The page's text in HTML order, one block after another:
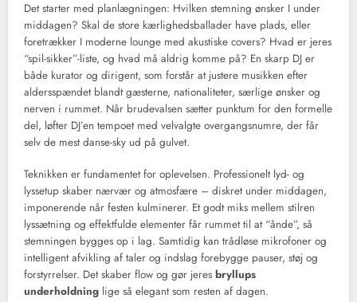
Det starter med planlægningen: Hvilken stemning ønsker I under
middagen? Skal de store kærlighedsballader have plads, eller
foretrækker I moderne lounge med akustiske covers? Hvad er jeres
“spil-sikker”-liste, og hvad må aldrig komme på? En skarp DJ er
både kurator og dirigent, som forstår at justere musikken efter
aldersspændet blandt gæsterne, nationaliteter, særlige ønsker og
nerven i rummet. Når brudevalsen sætter punktum for den formelle
del, løfter DJ’en tempoet med velvalgte overgangsnumre, der får
selv de mest danse-sky ud på gulvet.
Teknikken er fundamentet for oplevelsen. Professionelt lyd- og
lyssetup skaber nærvær og atmosfære – diskret under middagen,
imponerende når festen kulminerer. Et godt miks mellem stilren
lyssætning og effektfulde elementer får rummet til at “ånde”, så
stemningen bygges op i lag. Samtidig kan trådløse mikrofoner og
intelligent afvikling af taler og indslag forebygge pauser, støj og
forstyrrelser. Det skaber flow og gør jeres bryllups
underholdning lige så elegant som resten af dagen.